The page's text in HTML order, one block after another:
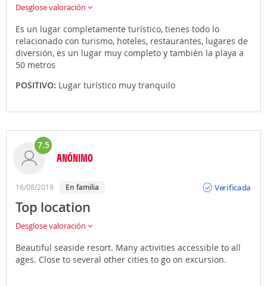
Desglose valoración
Es un lugar completamente turístico, tienes todo lo
relacionado con turismo, hoteles, restaurantes, lugares de
diversión, es un lugar muy completo y también la playa a
50 metros
POSITIVO: Lugar turístico muy tranquilo
7.5
ANÓNIMO
16/08/2019 En familia
Verificada
Top location
Desglose valoración
Beautiful seaside resort. Many activities accessible to all
ages. Close to several other cities to go on excursion.